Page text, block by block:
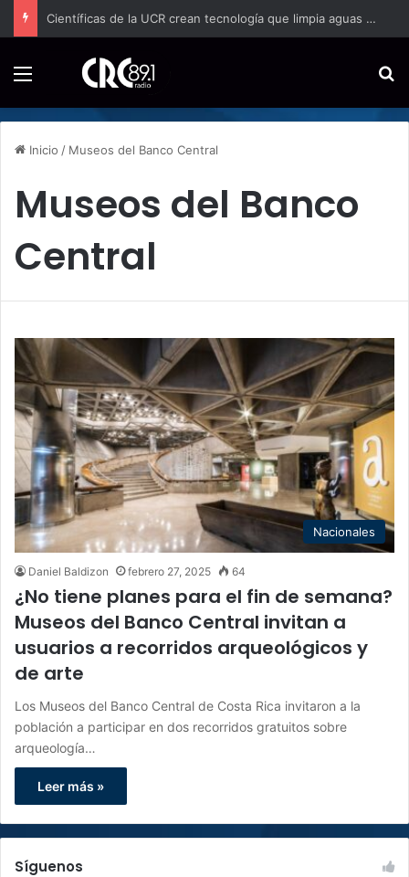
Científicas de la UCR crean tecnología que limpia aguas residuales con hongos
Inicio / Museos del Banco Central
Museos del Banco
Central
Nacionales
Daniel Baldizon febrero 27, 2025 64
¿No tiene planes para el fin de semana?
Museos del Banco Central invitan a
usuarios a recorridos arqueológicos y
de arte
Los Museos del Banco Central de Costa Rica invitaron a la
población a participar en dos recorridos gratuitos sobre
arqueología…
Leer más »
Síguenos